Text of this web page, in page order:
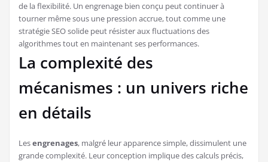
de la flexibilité. Un engrenage bien conçu peut continuer à
tourner même sous une pression accrue, tout comme une
stratégie SEO solide peut résister aux fluctuations des
algorithmes tout en maintenant ses performances.
La complexité des
mécanismes : un univers riche
en détails
Lesengrenages, malgré leur apparence simple, dissimulent une
grande complexité. Leur conception implique des calculs précis,